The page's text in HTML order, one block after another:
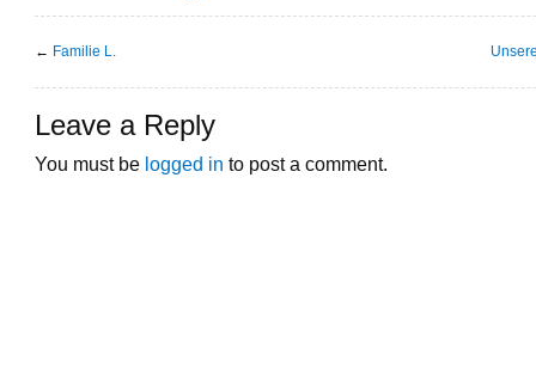
← Familie L.
Leave a Reply
You must be logged in to post a comment.